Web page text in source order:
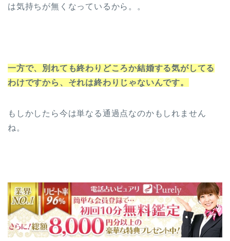
は気持ちが無くなっているから。。
一方で、別れても終わりどころか結婚する気がしてる
わけですから、それは終わりじゃないんです。
もしかしたら今は単なる通過点なのかもしれません
ね。